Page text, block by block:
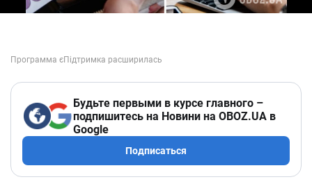
Будьте первыми в курсе главного –
подпишитесь на Новини на OBOZ.UA в
Google
Подписаться